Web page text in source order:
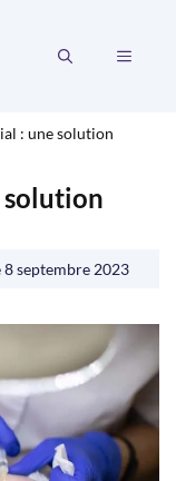
MENU
: une solution
solution
8 septembre 2023